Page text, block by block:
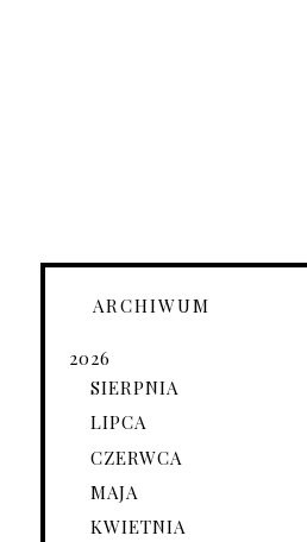
ARCHIWUM
2026
SIERPNIA
LIPCA
CZERWCA
MAJA
KWIETNIA